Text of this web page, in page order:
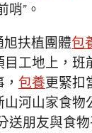
哨”。
旭扶植團體包
目工地上，班
包養更緊扣
河山家食物
送朋友與食